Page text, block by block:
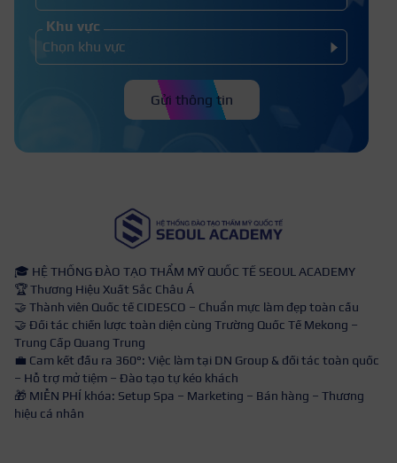
Khu vực
Gửi thông tin
🎓 HỆ THỐNG ĐÀO TẠO THẨM MỸ QUỐC TẾ SEOUL ACADEMY
🏆 Thương Hiệu Xuất Sắc Châu Á
🤝 Thành viên Quốc tế CIDESCO – Chuẩn mực làm đẹp toàn cầu
🤝 Đối tác chiến lược toàn diện cùng Trường Quốc Tế Mekong –
Trung Cấp Quang Trung
💼 Cam kết đầu ra 360°: Việc làm tại DN Group & đối tác toàn quốc
– Hỗ trợ mở tiệm – Đào tạo tự kéo khách
🎁 MIỄN PHÍ khóa: Setup Spa – Marketing – Bán hàng – Thương
hiệu cá nhân